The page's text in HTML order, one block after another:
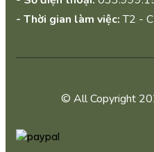
- Thời gian làm việc:T2 -
© All Copyright